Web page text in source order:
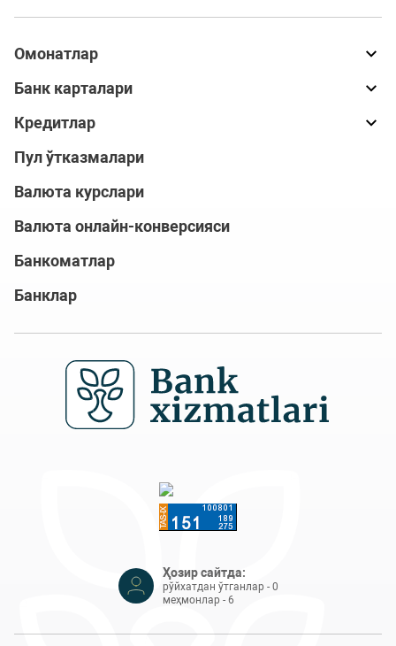
Омонатлар
Банк карталари
Кредитлар
Пул ўтказмалари
Валюта курслари
Валюта онлайн-конверсияси
Банкоматлар
Банклар
Ҳозир сайтда:
рўйхатдан ўтганлар - 0
меҳмонлар - 6